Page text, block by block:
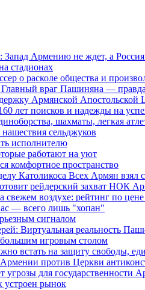
Армению не ждет, а Россия
стадионах
о расколе общества и
враг Пашиняна — правда
Армянской Апостольской
лет поисков и надежды на
шахматы, легкая
сельджуков
исполнителю
работают на уют
комфортное пространство
Католикоса Всех Армян взял
рейдерский захват НОК
свежем воздухе: рейтинг по
— всего лишь "хопан"
сигналом
Виртуальная реальность
игровым столом
встать на защиту свободы,
против Церкви
угрозы для государственности
устроен рынок